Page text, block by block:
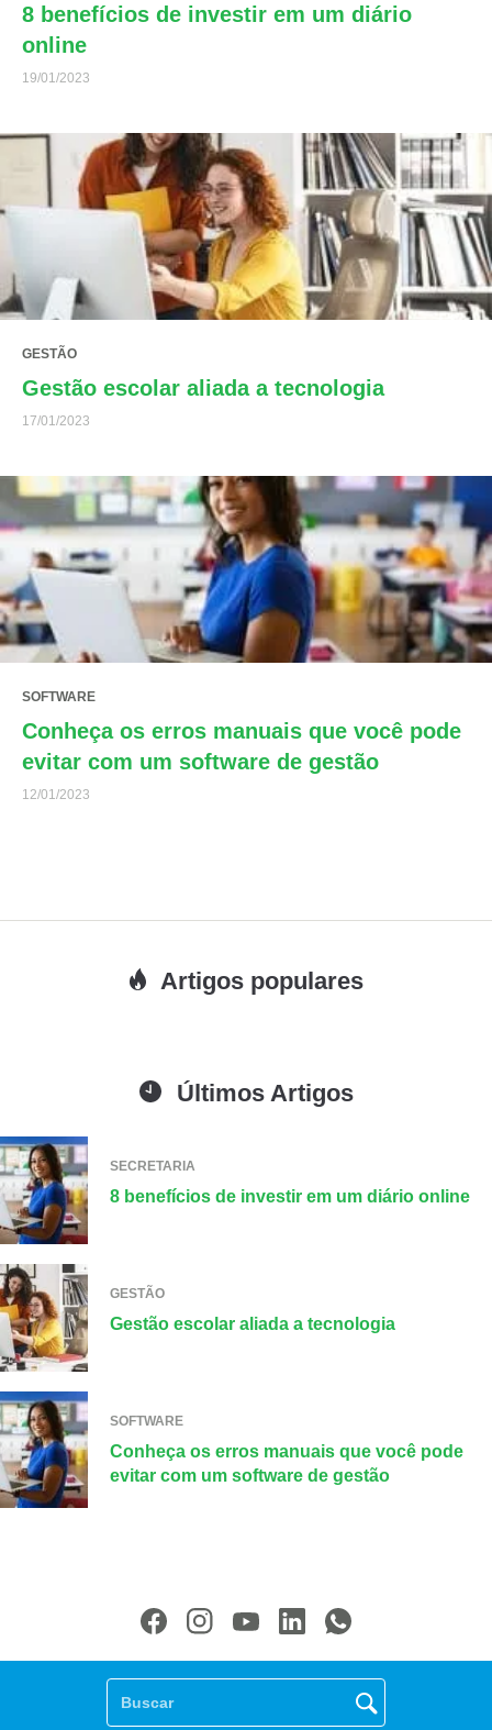
8 benefícios de investir em um diário
online
19/01/2023
GESTÃO
Gestão escolar aliada a tecnologia
17/01/2023
SOFTWARE
Conheça os erros manuais que você pode
evitar com um software de gestão
12/01/2023
Artigos populares
Últimos Artigos
SECRETARIA
8 benefícios de investir em um diário online
GESTÃO
Gestão escolar aliada a tecnologia
SOFTWARE
Conheça os erros manuais que você pode
evitar com um software de gestão